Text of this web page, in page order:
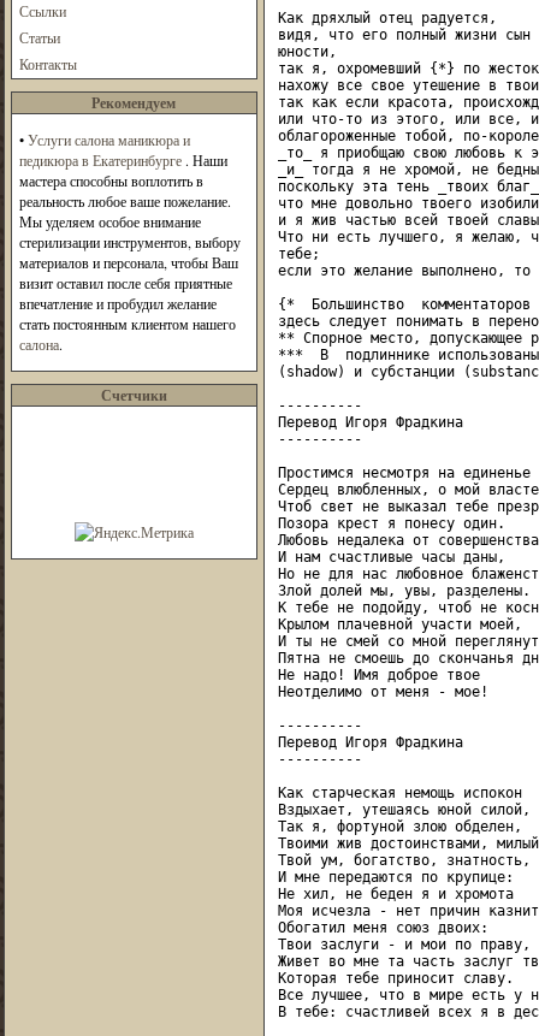
Ссылки
Статьи
Контакты
Рекомендуем
•Услуги салона маникюра и
педикюра в Екатеринбурге. Наши
мастера способны воплотить в
реальность любое ваше пожелание.
Мы уделяем особое внимание
стерилизации инструментов, выбору
материалов и персонала, чтобы Ваш
визит оставил после себя приятные
впечатление и пробудил желание
стать постоянным клиентом нашего
салона.
Счетчики
Как дряхлый отец радуется,
видя, что его полный жизни сын
юности,
так я, охромевший {*} по
нахожу все свое утешение в
так как если красота,
или что-то из этого, или все,
облагороженные тобой, по-
_то_ я приобщаю свою любовь к
_и_ тогда я не хромой, не
поскольку эта тень _твоих
что мне довольно твоего
и я жив частью всей твоей
Что ни есть лучшего, я желаю,
тебе;
если это желание выполнено, то
{*  Большинство
здесь следует понимать в
** Спорное место, допускающее
***  В  подлиннике
(shadow) и субстанции
----------
Перевод Игоря Фрадкина
----------
Простимся несмотря на единенье
Сердец влюбленных, о мой
Чтоб свет не выказал тебе
Позора крест я понесу один.
Любовь недалека от
И нам счастливые часы даны,
Но не для нас любовное
Злой долей мы, увы, разделены.
К тебе не подойду, чтоб не
Крылом плачевной участи моей,
И ты не смей со мной
Пятна не смоешь до скончанья
Не надо! Имя доброе твое
Неотделимо от меня - мое!
----------
Перевод Игоря Фрадкина
----------
Как старческая немощь испокон
Вздыхает, утешаясь юной силой,
Так я, фортуной злою обделен,
Твоими жив достоинствами,
Твой ум, богатство, знатность,
И мне передаются по крупице:
Не хил, не беден я и хромота
Моя исчезла - нет причин
Обогатил меня союз двоих:
Твои заслуги - и мои по праву,
Живет во мне та часть заслуг
Которая тебе приносит славу.
Все лучшее, что в мире есть у
В тебе: счастливей всех я в